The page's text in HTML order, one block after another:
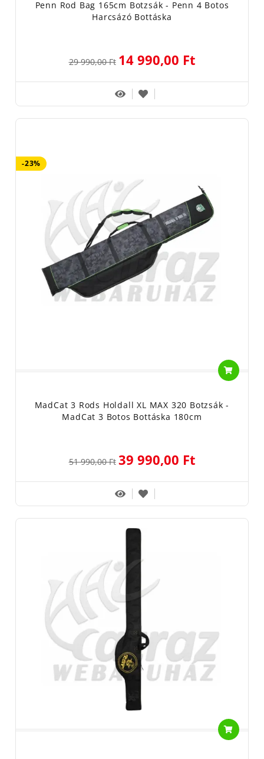
Penn Rod Bag 165cm Botzsák - Penn 4 Botos
Harcsázó Bottáska
29 990,00 Ft 14 990,00 Ft
-23%
MadCat 3 Rods Holdall XL MAX 320 Botzsák -
MadCat 3 Botos Bottáska 180cm
51 990,00 Ft 39 990,00 Ft